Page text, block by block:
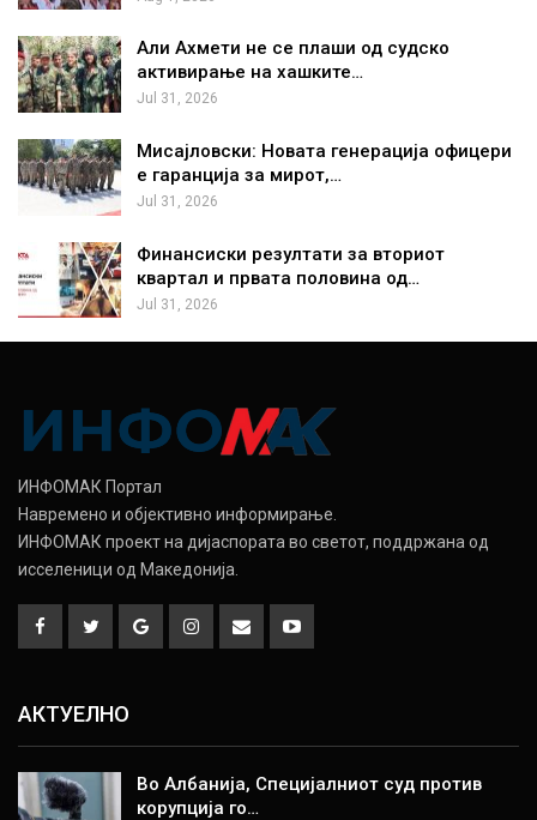
Али Ахмети не се плаши од судско
активирање на хашките…
Jul 31, 2026
Мисајловски: Новата генерација офицери
е гаранција за мирот,…
Jul 31, 2026
Финансиски резултати за вториот
квартал и првата половина од…
Jul 31, 2026
ИНФОМАК Портал
Навремено и објективно информирање.
ИНФОМАК проект на дијаспората во светот, поддржана од
исселеници од Македонија.
АКТУЕЛНО
Во Албанија, Специјалниот суд против
корупција го…